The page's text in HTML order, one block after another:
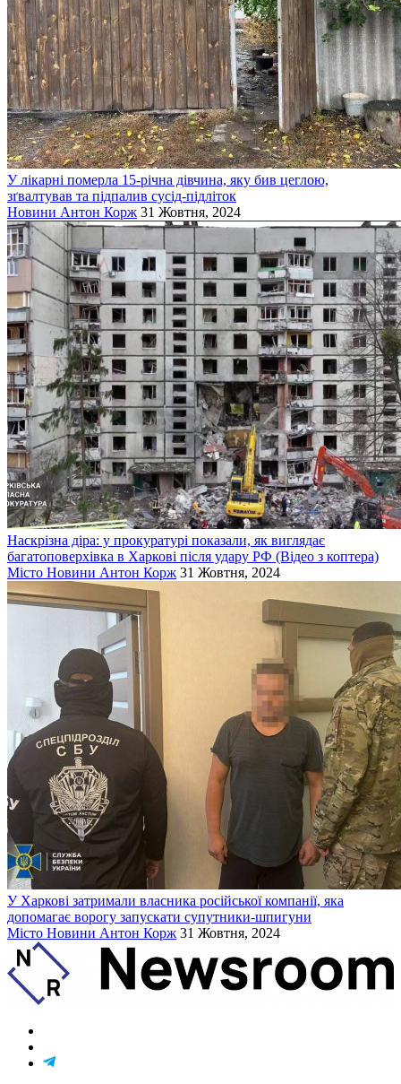
У лікарні померла 15-річна дівчина, яку бив цеглою,
зґвалтував та підпалив сусід-підліток
Новини Антон Корж 31 Жовтня, 2024
Наскрізна діра: у прокуратурі показали, як виглядає
багатоповерхівка в Харкові після удару РФ (Відео з коптера)
Місто Новини Антон Корж 31 Жовтня, 2024
У Харкові затримали власника російської компанії, яка
допомагає ворогу запускати супутники-шпигуни
Місто Новини Антон Корж 31 Жовтня, 2024